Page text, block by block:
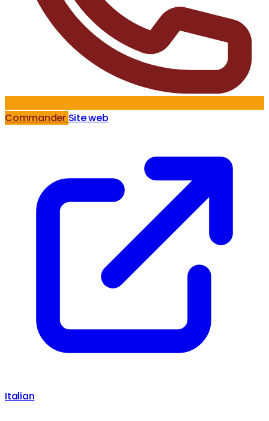
Commander Site web
Italian